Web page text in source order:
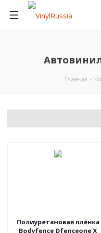
Главная -
Полиуретановая плёнка
Bodyfence Dfenceone X